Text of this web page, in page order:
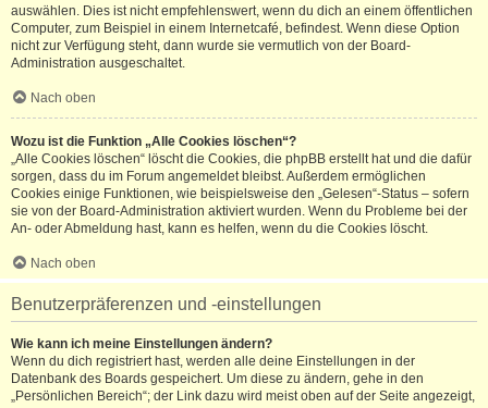
auswählen. Dies ist nicht empfehlenswert, wenn du dich an einem öffentlichen
Computer, zum Beispiel in einem Internetcafé, befindest. Wenn diese Option
nicht zur Verfügung steht, dann wurde sie vermutlich von der Board-
Administration ausgeschaltet.
Nach oben
Wozu ist die Funktion „Alle Cookies löschen“?
„Alle Cookies löschen“ löscht die Cookies, die phpBB erstellt hat und die dafür
sorgen, dass du im Forum angemeldet bleibst. Außerdem ermöglichen
Cookies einige Funktionen, wie beispielsweise den „Gelesen“-Status – sofern
sie von der Board-Administration aktiviert wurden. Wenn du Probleme bei der
An- oder Abmeldung hast, kann es helfen, wenn du die Cookies löscht.
Nach oben
Benutzerpräferenzen und -einstellungen
Wie kann ich meine Einstellungen ändern?
Wenn du dich registriert hast, werden alle deine Einstellungen in der
Datenbank des Boards gespeichert. Um diese zu ändern, gehe in den
„Persönlichen Bereich“; der Link dazu wird meist oben auf der Seite angezeigt,